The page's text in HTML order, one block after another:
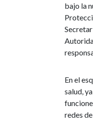
bajo la
En el
salud,
redes